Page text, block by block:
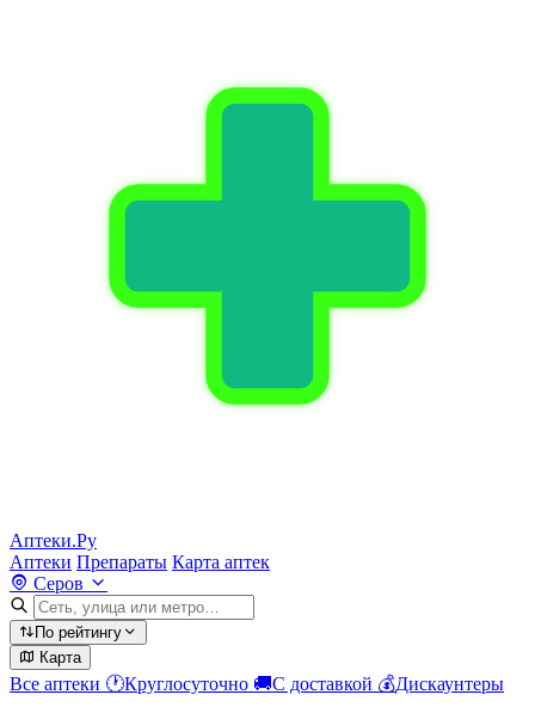
Аптеки.Ру
Аптеки Препараты Карта аптек
Серов
По рейтингу
Карта
Все аптеки 🕐Круглосуточно 🚚С доставкой 💰Дискаунтеры